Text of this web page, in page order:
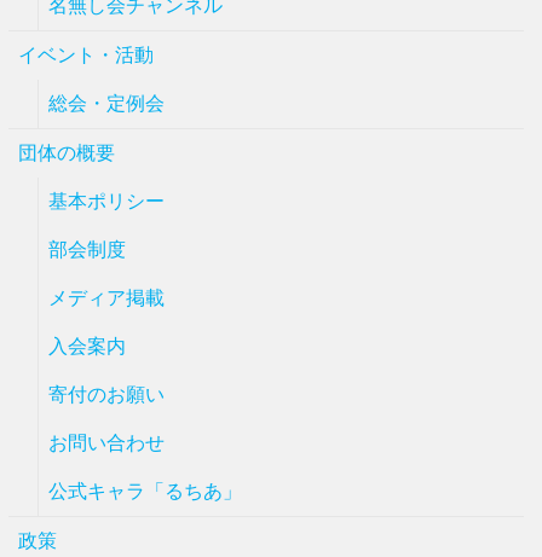
名無し会チャンネル
イベント・活動
総会・定例会
団体の概要
基本ポリシー
部会制度
メディア掲載
入会案内
寄付のお願い
お問い合わせ
公式キャラ「るちあ」
政策